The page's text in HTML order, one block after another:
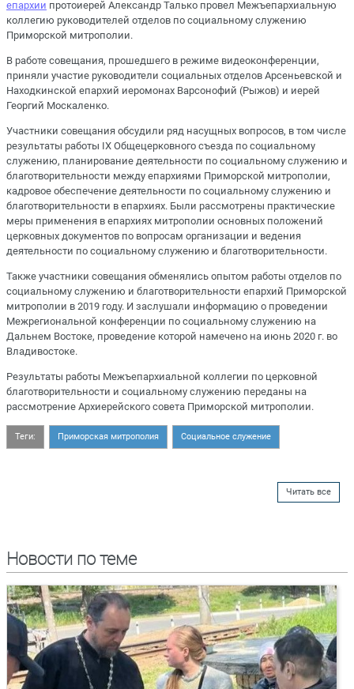
епархии протоиерей Александр Талько провел Межъепархиальную
коллегию руководителей отделов по социальному служению
Приморской митрополии.
В работе совещания, прошедшего в режиме видеоконференции,
приняли участие руководители социальных отделов Арсеньевской и
Находкинской епархий иеромонах Варсонофий (Рыжов) и иерей
Георгий Москаленко.
Участники совещания обсудили ряд насущных вопросов, в том числе
результаты работы IX Общецерковного съезда по социальному
служению, планирование деятельности по социальному служению и
благотворительности между епархиями Приморской митрополии,
кадровое обеспечение деятельности по социальному служению и
благотворительности в епархиях. Были рассмотрены практические
меры применения в епархиях митрополии основных положений
церковных документов по вопросам организации и ведения
деятельности по социальному служению и благотворительности.
Также участники совещания обменялись опытом работы отделов по
социальному служению и благотворительности епархий Приморской
митрополии в 2019 году. И заслушали информацию о проведении
Межрегиональной конференции по социальному служению на
Дальнем Востоке, проведение которой намечено на июнь 2020 г. во
Владивостоке.
Результаты работы Межъепархиальной коллегии по церковной
благотворительности и социальному служению переданы на
рассмотрение Архиерейского совета Приморской митрополии.
Теги: Приморская митрополия Социальное служение
Читать все
Новости по теме